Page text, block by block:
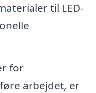
til LED-
for
arbejdet, er